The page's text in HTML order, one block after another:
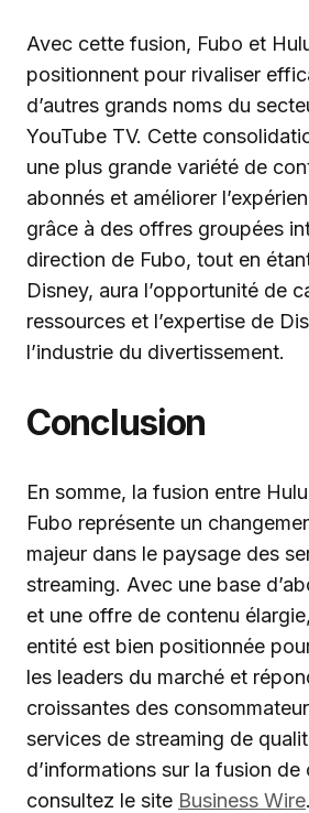
Avec cette fusion, Fubo et
positionnent pour rivaliser
d’autres grands noms du
YouTube TV. Cette
une plus grande variété de
abonnés et améliorer
grâce à des offres groupées
direction de Fubo, tout en
Disney, aura l’opportunité de
ressources et l’expertise de
l’industrie du divertissement.
Conclusion
En somme, la fusion entre
Fubo représente un
majeur dans le paysage des
streaming. Avec une base
et une offre de contenu
entité est bien positionnée
les leaders du marché et
croissantes des
services de streaming de
d’informations sur la fusion de
consultez le site Business Wire.